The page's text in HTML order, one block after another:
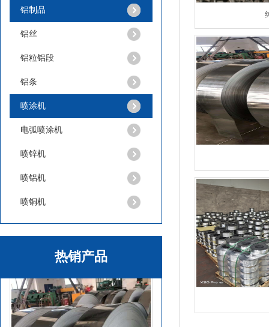
铝制品
铝丝
铝粒铝段
铝条
喷涂机
电弧喷涂机
喷锌机
喷铝机
喷铜机
热销产品